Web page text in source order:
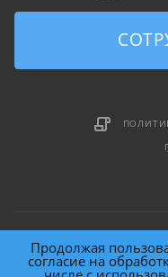
Продолжая
согласие на